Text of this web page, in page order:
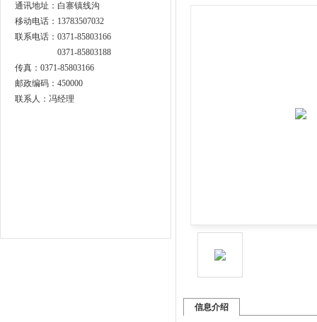
通讯地址：白寨镇线沟
移动电话：13783507032
联系电话： 0371-85803166
0371-85803188
传真：0371-85803166
邮政编码：450000
联系人：冯经理
信息介绍